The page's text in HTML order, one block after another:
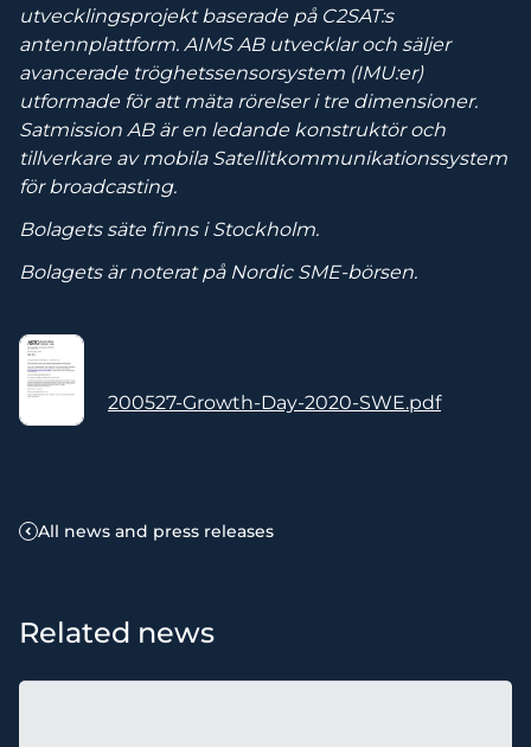
utvecklingsprojekt baserade på C2SAT:s
antennplattform. AIMS AB utvecklar och säljer
avancerade tröghetssensorsystem (IMU:er)
utformade för att mäta rörelser i tre dimensioner.
Satmission AB är en ledande konstruktör och
tillverkare av mobila Satellitkommunikationssystem
för broadcasting.
Bolagets säte finns i Stockholm.
Bolagets är noterat på Nordic SME-börsen.
200527-Growth-Day-2020-SWE.pdf
All news and press releases
Related news